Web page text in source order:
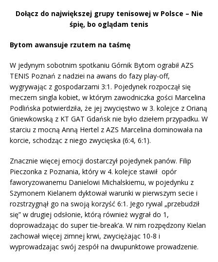
Dołącz do największej grupy tenisowej w Polsce – Nie
śpię, bo oglądam tenis
Bytom awansuje rzutem na taśmę
W jedynym sobotnim spotkaniu Górnik Bytom ograbił AZS
TENIS Poznań z nadziei na awans do fazy play-off,
wygrywając z gospodarzami 3:1. Pojedynek rozpoczął się
meczem singla kobiet, w którym zawodniczka gości Marcelina
Podlińska potwierdziła, że jej zwycięstwo w 3. kolejce z Orianą
Gniewkowską z KT GAT Gdańsk nie było dziełem przypadku. W
starciu z mocną Anną Hertel z AZS Marcelina dominowała na
korcie, schodząc z niego zwycięska (6:4, 6:1).
Znacznie więcej emocji dostarczył pojedynek panów. Filip
Pieczonka z Poznania, który w 4. kolejce stawił opór
faworyzowanemu Danielowi Michalskiemu, w pojedynku z
Szymonem Kielanem dyktował warunki w pierwszym secie i
rozstrzygnął go na swoją korzyść 6:1. Jego rywal „przebudził
się” w drugiej odsłonie, którą również wygrał do 1,
doprowadzając do super tie-break’a. W nim rozpędzony Kielan
zachował więcej zimnej krwi, zwyciężając 10-8 i
wyprowadzając swój zespół na dwupunktowe prowadzenie.